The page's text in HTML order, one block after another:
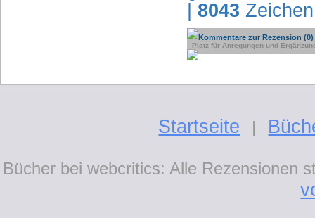
8043 Zeichen
Kommentare zur Rezension (0)
Platz für Anregungen und
Startseite |
Bücher bei webcritics: Alle Rezensionen